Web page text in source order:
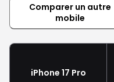
Comparer un autre
mobile
iPhone 17 Pro